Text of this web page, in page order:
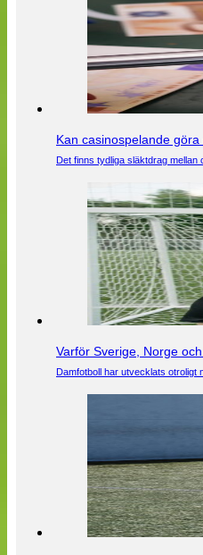
Kan casinospelande
Det finns tydliga släktdrag
Varför Sverige, Norge
Damfotboll har utvecklats